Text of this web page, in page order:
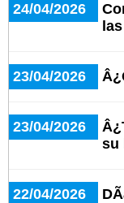
24/04/2026
23/04/2026
23/04/2026
su
22/04/2026